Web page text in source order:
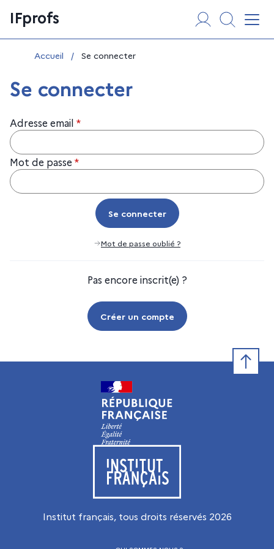
au
contenu
IFprofs
Vous êtes ici :
Accueil / Se connecter
Se connecter
Adresse email *
Mot de passe *
Se connecter
Se connecter
Mot de passe oublié ?
Pas encore inscrit(e) ?
Créer un compte
Visiter le site de l’Institut français
Institut français, tous droits réservés 2026